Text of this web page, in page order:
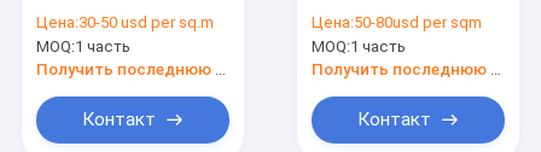
который
монтажную плату
встали на сторону
Цена:30-50 usd per sq.m
MOQ:1 часть
Получить последнюю цену
Контакт
заряжателя
батареи доски
банка силы Пкб
мобильная
Цена:50-80usd per sqm
MOQ:1 часть
Получить последнюю цену
Контакт